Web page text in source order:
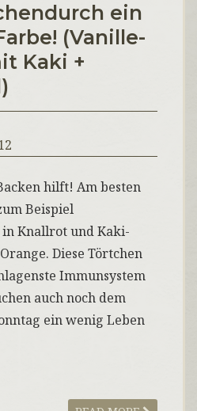
ein
(Vanille-
Kaki +
hilft! Am besten
Beispiel
Knallrot und Kaki-
Diese Törtchen
Immunsystem
auch noch dem
ein wenig Leben